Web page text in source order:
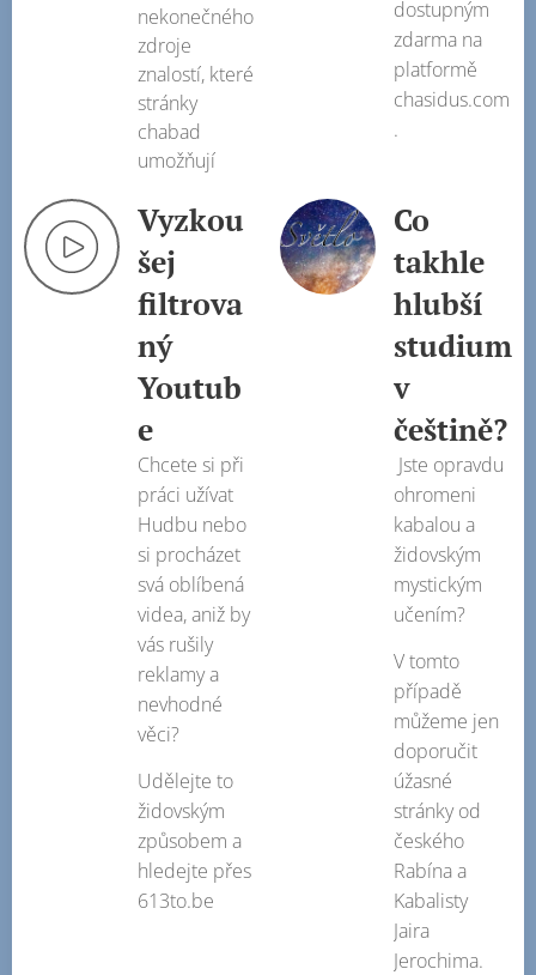
nekonečného
zdroje
znalostí, které
stránky
chabad
umožňují
dostupným
zdarma na
platformě
chasidus.com
.
Vyzkou
šej
filtrova
ný
Youtub
e
Chcete si při
práci užívat
Hudbu nebo
si procházet
svá oblíbená
videa, aniž by
vás rušily
reklamy a
nevhodné
věci?
Udělejte to
židovským
způsobem a
hledejte přes
613to.be
Co
takhle
hlubší
studium
v
češtině?
Jste opravdu
ohromeni
kabalou a
židovským
mystickým
učením?
V tomto
případě
můžeme jen
doporučit
úžasné
stránky od
českého
Rabína a
Kabalisty
Jaira
Jerochima.